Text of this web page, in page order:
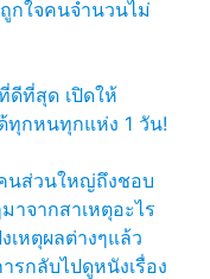
กใจคนจำนวนไม่
ดีที่สุด เปิดให้
ทุกหนทุกแห่ง 1 วัน!
นส่วนใหญ่ถึงชอบ
าจากสาเหตุอะไร
หตุผลต่างๆแล้ว
กลับไปดูหนังเรื่อง